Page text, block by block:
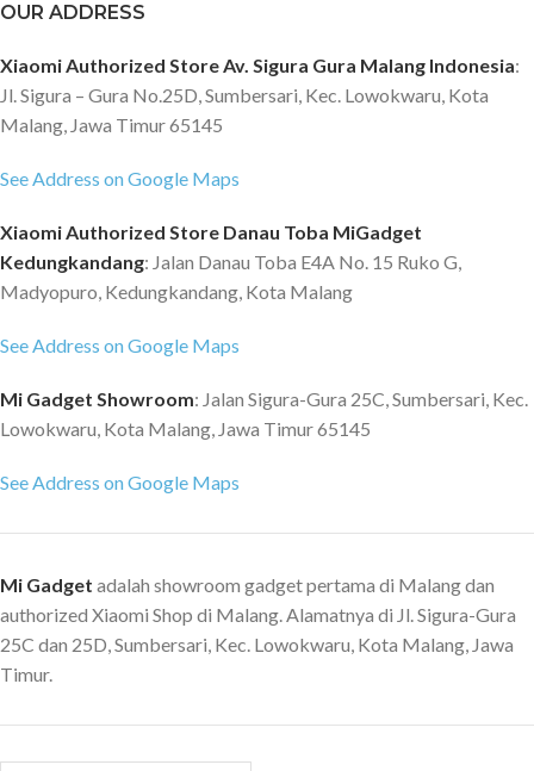
OUR ADDRESS
Xiaomi Authorized Store Av. Sigura Gura Malang Indonesia:
Jl. Sigura – Gura No.25D, Sumbersari, Kec. Lowokwaru, Kota
Malang, Jawa Timur 65145
See Address on Google Maps
Xiaomi Authorized Store Danau Toba MiGadget
Kedungkandang: Jalan Danau Toba E4A No. 15 Ruko G,
Madyopuro, Kedungkandang, Kota Malang
See Address on Google Maps
Mi Gadget Showroom: Jalan Sigura-Gura 25C, Sumbersari, Kec.
Lowokwaru, Kota Malang, Jawa Timur 65145
See Address on Google Maps
Mi Gadget adalah showroom gadget pertama di Malang dan
authorized Xiaomi Shop di Malang. Alamatnya di Jl. Sigura-Gura
25C dan 25D, Sumbersari, Kec. Lowokwaru, Kota Malang, Jawa
Timur.